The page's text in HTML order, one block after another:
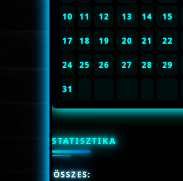
10 11 12 13 14 15
17 18 19 20 21 22
24 25 26 27 28 29
31
STATISZTIKA
ÖSSZES: